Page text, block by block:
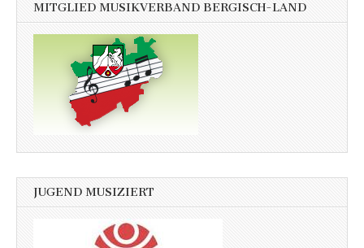
MITGLIED MUSIKVERBAND BERGISCH-LAND
JUGEND MUSIZIERT